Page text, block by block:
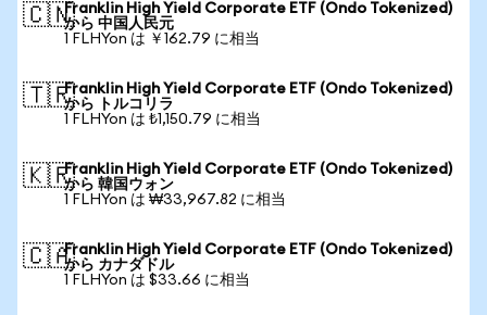
🇨🇳Franklin High Yield Corporate ETF (Ondo Tokenized)
から 中国人民元
1 FLHYon は ￥162.79 に相当
🇹🇷Franklin High Yield Corporate ETF (Ondo Tokenized)
から トルコリラ
1 FLHYon は ₺1,150.79 に相当
🇰🇷Franklin High Yield Corporate ETF (Ondo Tokenized)
から 韓国ウォン
1 FLHYon は ₩33,967.82 に相当
🇨🇦Franklin High Yield Corporate ETF (Ondo Tokenized)
から カナダドル
1 FLHYon は $33.66 に相当